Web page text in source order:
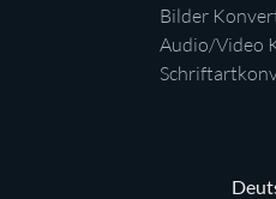
Bilder
Audio/Video